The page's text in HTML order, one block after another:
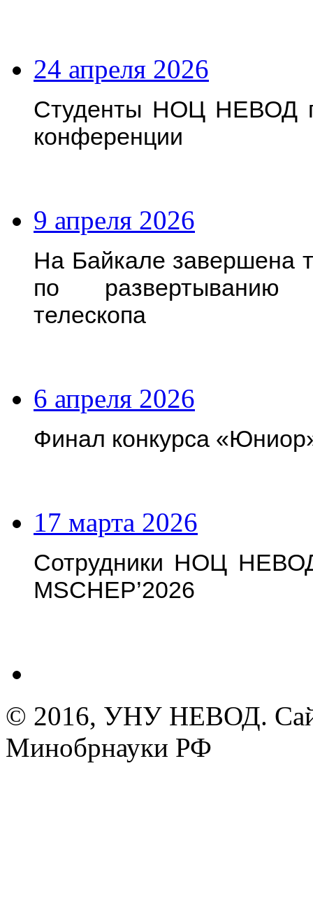
24 апреля 2026
Студенты НОЦ НЕВОД
конференции
9 апреля 2026
На Байкале завершена
по развертыванию
телескопа
6 апреля 2026
Финал конкурса
17 марта 2026
Сотрудники НОЦ
MSCHEP’2026
© 2016, УНУ НЕВОД.
Минобрнауки РФ